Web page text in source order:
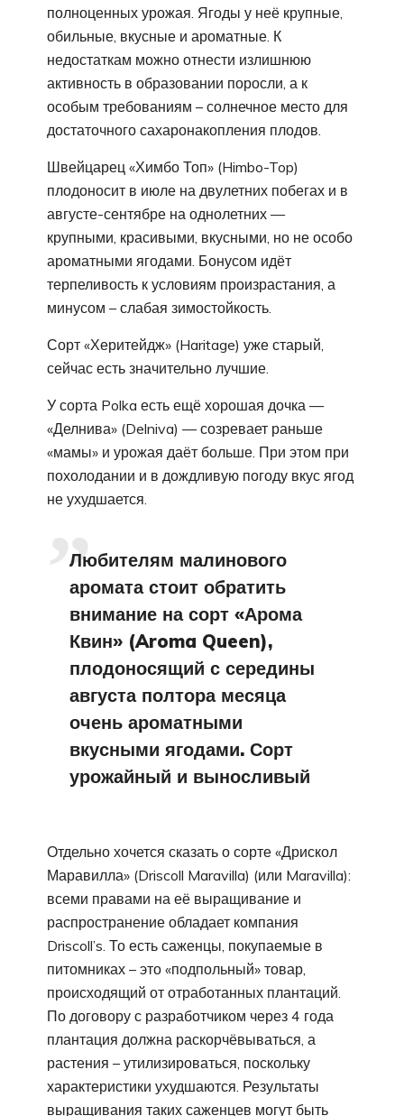
полноценных урожая. Ягоды у неё крупные,
обильные, вкусные и ароматные. К
недостаткам можно отнести излишнюю
активность в образовании поросли, а к
особым требованиям – солнечное место для
достаточного сахаронакопления плодов.
Швейцарец «Химбо Топ» (Himbo-Top)
плодоносит в июле на двулетних побегах и в
августе-сентябре на однолетних —
крупными, красивыми, вкусными, но не особо
ароматными ягодами. Бонусом идёт
терпеливость к условиям произрастания, а
минусом – слабая зимостойкость.
Сорт «Херитейдж» (Haritage) уже старый,
сейчас есть значительно лучшие.
У сорта Polka есть ещё хорошая дочка —
«Делнива» (Delniva) — созревает раньше
«мамы» и урожая даёт больше. При этом при
похолодании и в дождливую погоду вкус ягод
не ухудшается.
Любителям малинового
аромата стоит обратить
внимание на сорт «Арома
Квин» (Aroma Queen),
плодоносящий с середины
августа полтора месяца
очень ароматными
вкусными ягодами. Сорт
урожайный и выносливый
Отдельно хочется сказать о сорте «Дрискол
Маравилла» (Driscoll Maravilla) (или Maravilla):
всеми правами на её выращивание и
распространение обладает компания
Driscoll’s. То есть саженцы, покупаемые в
питомниках – это «подпольный» товар,
происходящий от отработанных плантаций.
По договору с разработчиком через 4 года
плантация должна раскорчёвываться, а
растения – утилизироваться, поскольку
характеристики ухудшаются. Результаты
выращивания таких саженцев могут быть